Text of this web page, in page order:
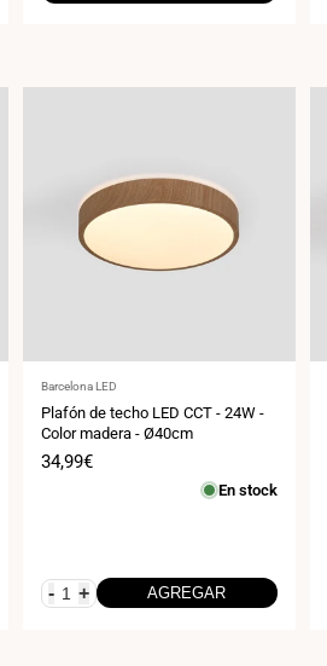
Proveedor:
Barcelona LED
Plafón de techo LED CCT - 24W -
Color madera - Ø40cm
Precio
34,99€
En stock
- + AGREGAR